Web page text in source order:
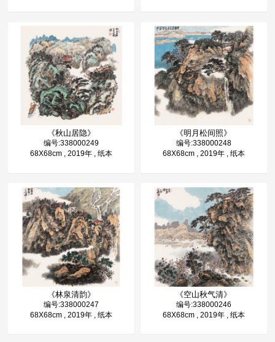
《秋山居隐》
编号:338000249
68X68cm , 2019年 , 纸本
《林泉清韵》
编号:338000247
68X68cm , 2019年 , 纸本
《明月松间照》
编号:338000248
68X68cm , 2019年 , 纸本
《空山秋气清》
编号:338000246
68X68cm , 2019年 , 纸本